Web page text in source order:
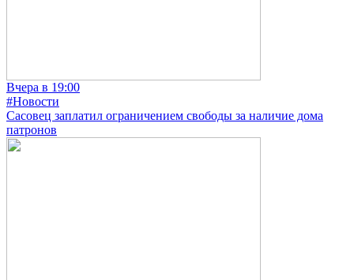
Вчера в 19:00
#Новости
Сасовец заплатил ограничением свободы за наличие дома
патронов